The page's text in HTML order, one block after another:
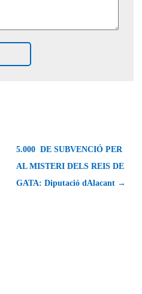
5.000  DE SUBVENCIÓ PER
AL MISTERI DELS REIS DE
GATA: Diputació dAlacant →